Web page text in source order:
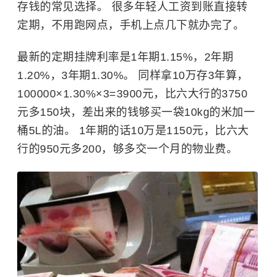
存钱的常见选择。 很多年轻人工资到账直接转
定期，不用跑网点，手机上点几下就办完了。
最新的定期挂牌利率是1年期1.15%，2年期
1.20%，3年期1.30%。 同样拿10万存3年算，
100000×1.30%×3=3900元，比六大行的3750
元多150块，差出来的钱够买一袋10kg的米加一
桶5L的油。 1年期的话10万是1150元，比六大
行的950元多200，够多交一个月的物业费。